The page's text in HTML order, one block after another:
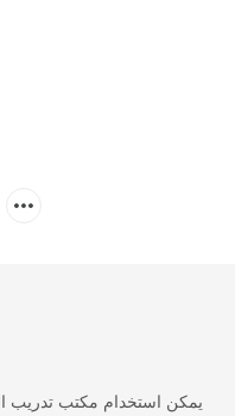
يمكن استخدام مكتب تدريب